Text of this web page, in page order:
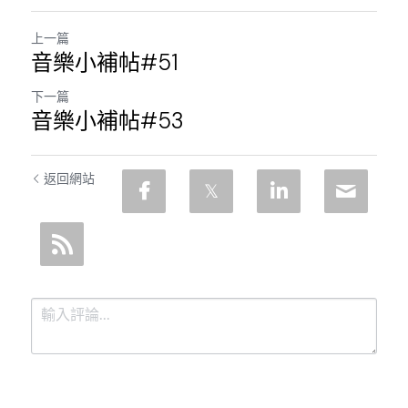
上一篇
音樂小補帖#51
下一篇
音樂小補帖#53
返回網站